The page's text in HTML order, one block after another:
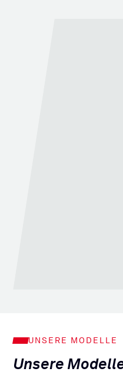
UNSERE MODELLE
Unsere